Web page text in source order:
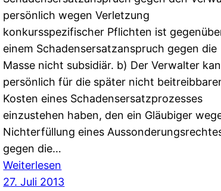
persönlich wegen Verletzung
konkursspezifischer Pflichten ist
einem Schadensersatzanspruch gegen die
Masse nicht subsidiär. b) Der Verwalter
persönlich für die später nicht
Kosten eines Schadensersatzprozesses
einzustehen haben, den ein Gläubiger
Nichterfüllung eines
gegen die…
Weiterlesen
BGH
27. Juli 2013